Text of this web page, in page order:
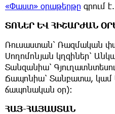
«Փաստ» օրաթերթը գրում է.
ՏՈՆԵՐ ԵՎ ՀԻՇԱՐԺԱՆ
Ռուսաստան՝ Ռազմական
Սողոմոնյան կղզիներ՝
Տանզանիա՝
Ճապոնիա՝ Տանբատա, կամ
ճապոնական օր)։
ՀԱՅ-ՀԱՅԱՍՏԱՆ